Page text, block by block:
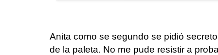
Anita como se segundo se pidió
de la paleta. No me pude resistir a